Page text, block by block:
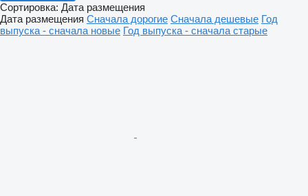
Сортировка: Дата размещения
Дата размещения Сначала дорогие Сначала дешевые Год
выпуска - сначала новые Год выпуска - сначала старые